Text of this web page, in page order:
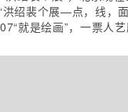
洪绍裴个展—点，线，
就是绘画”，一票人